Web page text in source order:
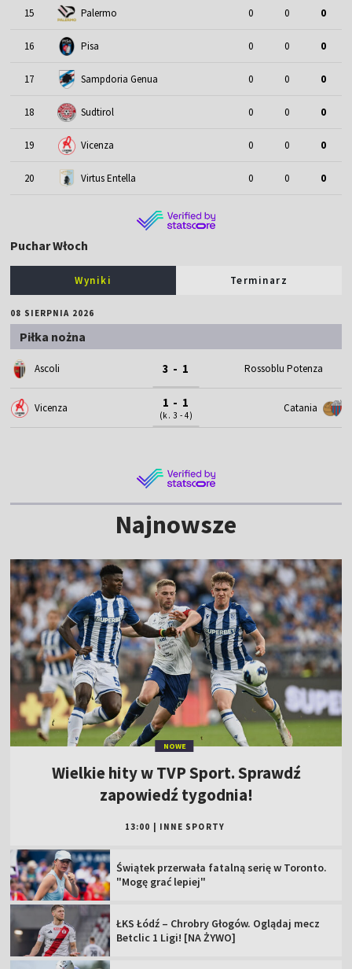
15 Palermo 0 0 0
16 Pisa 0 0 0
17 Sampdoria Genua 0 0 0
18 Sudtirol 0 0 0
19 Vicenza 0 0 0
20 Virtus Entella 0 0 0
Puchar Włoch
Wyniki Terminarz
08 SIERPNIA 2026
Piłka nożna
Ascoli 3 - 1 Rossoblu Potenza
Vicenza 1 - 1
(k. 3 - 4)
Catania
Najnowsze
NOWE
Wielkie hity w TVP Sport. Sprawdź
zapowiedź tygodnia!
13:00 | INNE SPORTY
Świątek przerwała fatalną serię w Toronto.
"Mogę grać lepiej"
ŁKS Łódź – Chrobry Głogów. Oglądaj mecz
Betclic 1 Ligi! [NA ŻYWO]